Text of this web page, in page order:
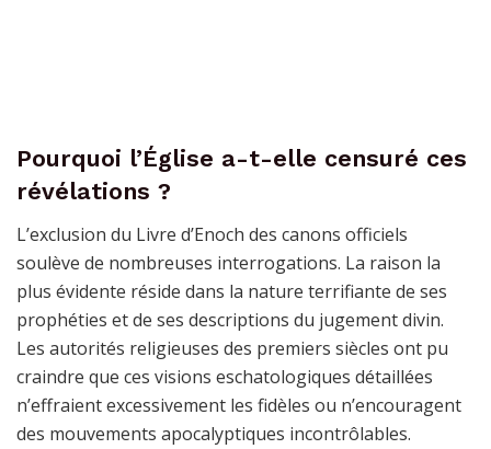
Pourquoi l’Église a-t-elle censuré ces
révélations ?
L’exclusion du Livre d’Enoch des canons officiels
soulève de nombreuses interrogations. La raison la
plus évidente réside dans la nature terrifiante de ses
prophéties et de ses descriptions du jugement divin.
Les autorités religieuses des premiers siècles ont pu
craindre que ces visions eschatologiques détaillées
n’effraient excessivement les fidèles ou n’encouragent
des mouvements apocalyptiques incontrôlables.